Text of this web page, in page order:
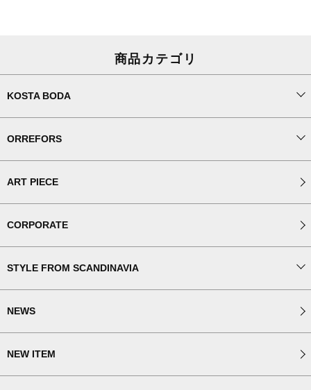
商品カテゴリ
KOSTA BODA
ORREFORS
ART PIECE
CORPORATE
STYLE FROM SCANDINAVIA
NEWS
NEW ITEM